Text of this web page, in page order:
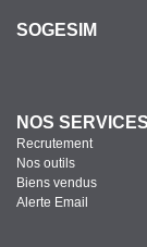
SOGESIM
NOS SERVICES
Recrutement
Nos outils
Biens vendus
Alerte Email